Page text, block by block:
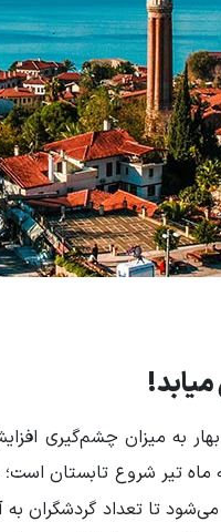
ماه تیر شروع تابستان
شود تا تعداد گردشگران به